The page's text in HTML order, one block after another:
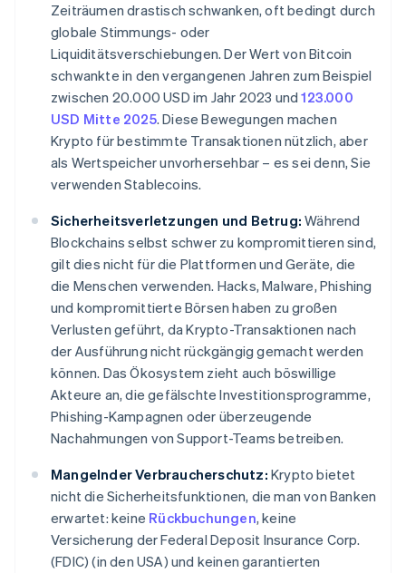
Zeiträumen drastisch schwanken, oft bedingt durch
globale Stimmungs- oder
Liquiditätsverschiebungen. Der Wert von Bitcoin
schwankte in den vergangenen Jahren zum Beispiel
zwischen 20.000 USD im Jahr 2023 und123.000
USD Mitte 2025. Diese Bewegungen machen
Krypto für bestimmte Transaktionen nützlich, aber
als Wertspeicher unvorhersehbar – es sei denn, Sie
verwenden Stablecoins.
Sicherheitsverletzungen und Betrug: Während
Blockchains selbst schwer zu kompromittieren sind,
gilt dies nicht für die Plattformen und Geräte, die
die Menschen verwenden. Hacks, Malware, Phishing
und kompromittierte Börsen haben zu großen
Verlusten geführt, da Krypto-Transaktionen nach
der Ausführung nicht rückgängig gemacht werden
können. Das Ökosystem zieht auch böswillige
Akteure an, die gefälschte Investitionsprogramme,
Phishing-Kampagnen oder überzeugende
Nachahmungen von Support-Teams betreiben.
Mangelnder Verbraucherschutz: Krypto bietet
nicht die Sicherheitsfunktionen, die man von Banken
erwartet: keine Rückbuchungen, keine
Versicherung der Federal Deposit Insurance Corp.
(FDIC) (in den USA) und keinen garantierten